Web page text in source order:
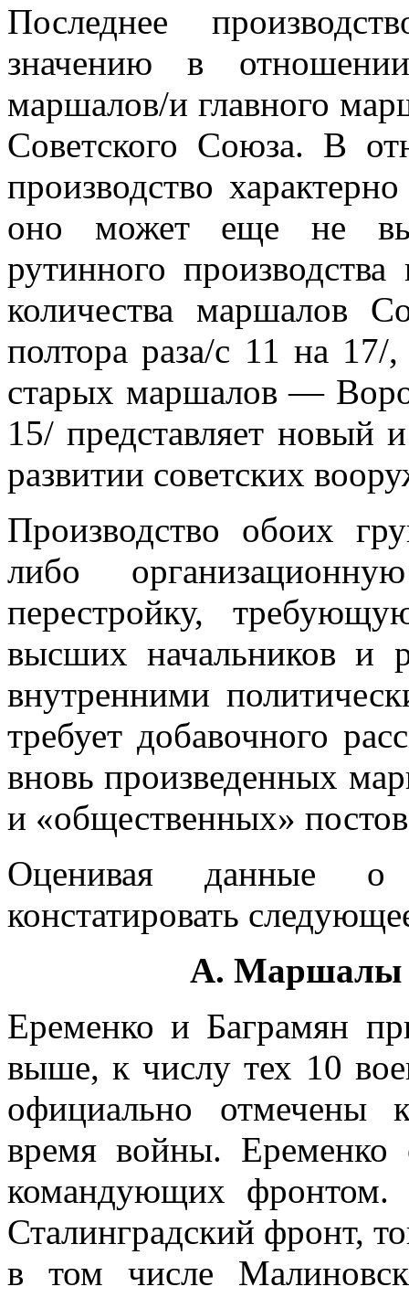
Последнее
значению в
маршалов/и главного
Советского Союза. В
производство
оно может еще не
рутинного
количества маршалов
полтора раза/с 11 на 17/
старых маршалов —
15/ представляет новый
развитии советских
Производство обоих
либо
перестройку,
высших начальников и
внутренними
требует добавочного
вновь произведенных
и «общественных»
Оценивая данные
констатировать
А. Маршалы
Еременко и Баграмян
выше, к числу тех 10
официально отмечены
время войны. Еременко
коман­дующих фронтом.
Сталинградский фронт,
в том числе